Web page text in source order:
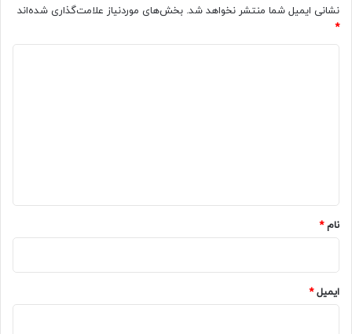
نشانی ایمیل شما منتشر نخواهد شد. بخش‌های موردنیاز علامت‌گذاری شده‌اند
*
نام*
ایمیل*